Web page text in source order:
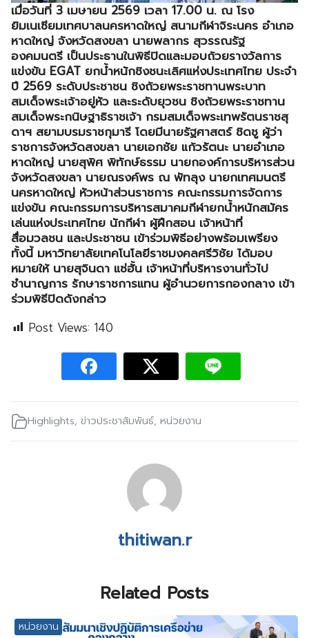
เมื่อวันที่ 3 เมษายน 2569 เวลา 17.00 น. ณ โรง
ยิมเนเซียมเทศบาลนครหาดใหญ่ สนามกีฬาจิระนคร อำเภอ
หาดใหญ่ จังหวัดสงขลา นายพลากร สุวรรณรัฐ
องคมนตรี เป็นประธานในพิธีปิดและมอบถ้วยรางวัลการ
แข่งขัน EGAT ยกน้ำหนักชิงชนะเลิศแห่งประเทศไทย ประจำ
ปี 2569 ระดับประชาชน ชิงถ้วยพระราชทานพระบาท
สมเด็จพระเจ้าอยู่หัว และระดับยุวชน ชิงถ้วยพระราชทาน
สมเด็จพระกนิษฐาธิราชเจ้า กรมสมเด็จพระเทพรัตนราชสุ
ดาฯ สยามบรมราชกุมารี โดยมีนายรัฐศาสตร์ ชิดชู ผู้ว่า
ราชการจังหวัดสงขลา นายเอกชัย แก้วรัตนะ นายอำเภอ
หาดใหญ่ นายสุพิศ พิทักษ์ธรรม นายกองค์การบริหารส่วน
จังหวัดสงขลา นายณรงค์พร ณ พัทลุง นายกเทศมนตรี
นครหาดใหญ่ หัวหน้าส่วนราชการ คณะกรรมการจัดการ
แข่งขัน คณะกรรมการบริหารสมาคมกีฬายกน้ำหนักสมัคร
เล่นแห่งประเทศไทย นักกีฬา ผู้ฝึกสอน เจ้าหน้าที่
สื่อมวลชน และประชาชน เข้าร่วมพิธีอย่างพร้อมเพรียง
ทั้งนี้ มหาวิทยาลัยเทคโนโลยีราชมงคลศรีวิชัย ได้มอบ
หมายให้ นายสุจินดา แซ่ฮั้น เจ้าหน้าที่บริหารงานทั่วไป
ชำนาญการ รักษาราชการแทน ผู้อำนวยการกองกลาง เข้า
ร่วมพิธีปิดดังกล่าว
Post Views: 140
Highlights, ข่าวประชาสัมพันธ์, หน่วยงาน
thitiwan.r
Related Posts
หน่วยงาน